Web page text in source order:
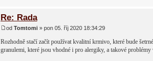
Re: Rada
od Tomtomi » pon 05. říj 2020 18:34:29
Rozhodně stačí začít používat kvalitní krmivo, které bude
granulemi, které jsou vhodné i pro alergiky, a takové problémy